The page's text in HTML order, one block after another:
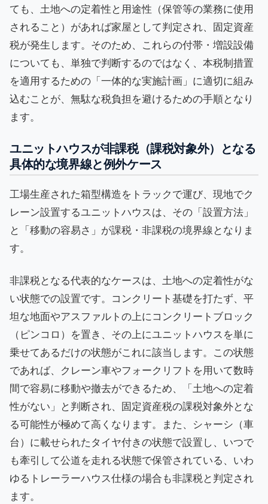
ても、土地への定着性と用途性（保管等の業務に使用
されること）があれば家屋として判定され、固定資産
税が発生します。そのため、これらの付帯・増設設備
についても、単独で判断するのではなく、本税制措置
を適用するための「一体的な実施計画」に適切に組み
込むことが、無駄な税負担を避けるための手順となり
ます。
ユニットハウスが非課税（課税対象外）となる
具体的な境界線と例外ケース
工場生産された箱型構造をトラックで運び、現地でク
レーン設置するユニットハウスは、その「設置方法」
と「移動の容易さ」が課税・非課税の境界線となりま
す。
非課税となる代表的なケースは、土地への定着性がな
い状態での設置です。コンクリート基礎を打たず、平
坦な地面やアスファルトの上にコンクリートブロック
（ピンコロ）を置き、その上にユニットハウスを単に
乗せてあるだけの状態がこれに該当します。この状態
であれば、クレーン車やフォークリフトを用いて数時
間で容易に移動や撤去ができるため、「土地への定着
性がない」と判断され、固定資産税の課税対象外とな
る可能性が極めて高くなります。また、シャーシ（車
台）に載せられたタイヤ付きの状態で設置し、いつで
も牽引して公道を走れる状態で保管されている、いわ
ゆるトレーラーハウス仕様の場合も非課税と判定され
ます。